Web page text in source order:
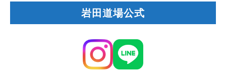
岩田道場公式